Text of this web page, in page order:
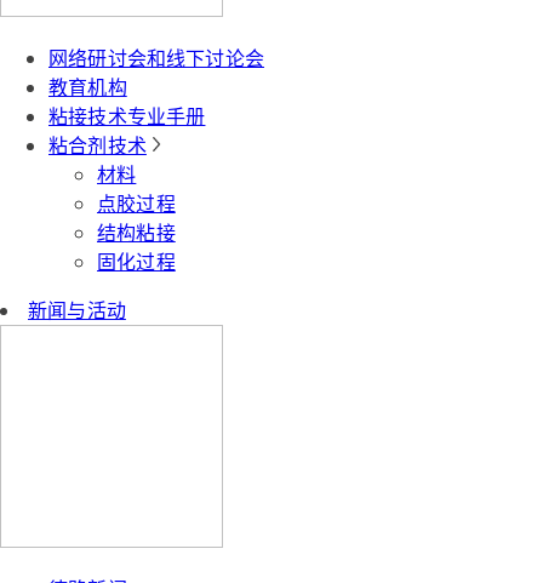
网络研讨会和线下讨论会
教育机构
粘接技术专业手册
粘合剂技术
材料
点胶过程
结构粘接
固化过程
新闻与活动